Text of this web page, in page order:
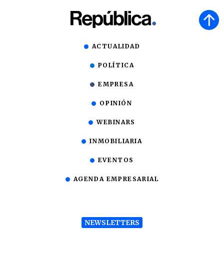
ACTUALIDAD
POLÍTICA
EMPRESA
OPINIÓN
WEBINARS
INMOBILIARIA
EVENTOS
AGENDA EMPRESARIAL
NEWSLETTERS